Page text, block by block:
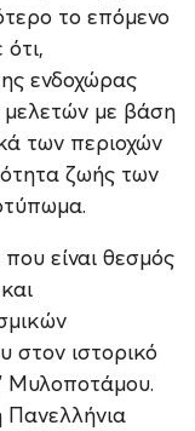
το επόμενο
ενδοχώρας
μελετών με βάση
των περιοχών
ζωής των
είναι θεσμός
ιστορικό
Μυλοποτάμου.